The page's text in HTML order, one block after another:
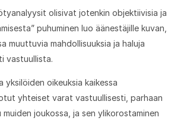
olisivat jotenkin objektiivisia ja
puhuminen luo äänestäjille kuvan,
muuttuvia mahdollisuuksia ja haluja
vastuullista.
oikeuksia kaikessa
yhteiset varat vastuullisesti, parhaan
joukossa, ja sen ylikorostaminen